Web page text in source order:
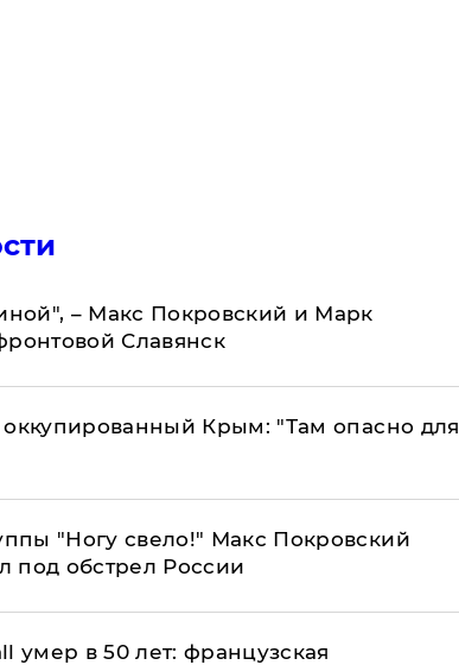
– Макс Покровский и Марк
Славянск
оккупированный Крым: "Там опасно для
"Ногу свело!" Макс Покровский
под обстрел России
умер в 50 лет: французская